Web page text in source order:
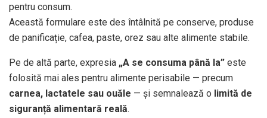
pentru consum.
Această formulare este des întâlnită pe conserve, produse
de panificație, cafea, paste, orez sau alte alimente stabile.
Pe de altă parte, expresia „A se consuma până la” este
folosită mai ales pentru alimente perisabile — precum
carnea, lactatele sau ouăle — și semnalează o limită de
siguranță alimentară reală.